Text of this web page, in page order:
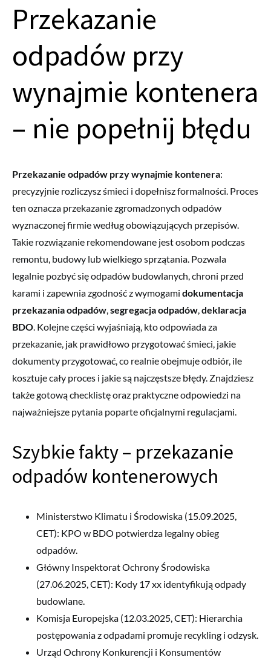
Przekazanie
odpadów przy
wynajmie kontenera
– nie popełnij błędu
Przekazanie odpadów przy wynajmie kontenera:
precyzyjnie rozliczysz śmieci i dopełnisz formalności. Proces
ten oznacza przekazanie zgromadzonych odpadów
wyznaczonej firmie według obowiązujących przepisów.
Takie rozwiązanie rekomendowane jest osobom podczas
remontu, budowy lub wielkiego sprzątania. Pozwala
legalnie pozbyć się odpadów budowlanych, chroni przed
karami i zapewnia zgodność z wymogami dokumentacja
przekazania odpadów,segregacja odpadów,deklaracja
BDO. Kolejne części wyjaśniają, kto odpowiada za
przekazanie, jak prawidłowo przygotować śmieci, jakie
dokumenty przygotować, co realnie obejmuje odbiór, ile
kosztuje cały proces i jakie są najczęstsze błędy. Znajdziesz
także gotową checklistę oraz praktyczne odpowiedzi na
najważniejsze pytania poparte oficjalnymi regulacjami.
Szybkie fakty – przekazanie
odpadów kontenerowych
Ministerstwo Klimatu i Środowiska (15.09.2025,
CET): KPO w BDO potwierdza legalny obieg
odpadów.
Główny Inspektorat Ochrony Środowiska
(27.06.2025, CET): Kody 17 xx identyfikują odpady
budowlane.
Komisja Europejska (12.03.2025, CET): Hierarchia
postępowania z odpadami promuje recykling i odzysk.
Urząd Ochrony Konkurencji i Konsumentów